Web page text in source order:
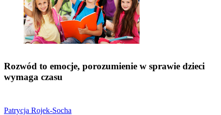
Rozwód to emocje, porozumienie w sprawie dzieci
wymaga czasu
Patrycja Rojek-Socha